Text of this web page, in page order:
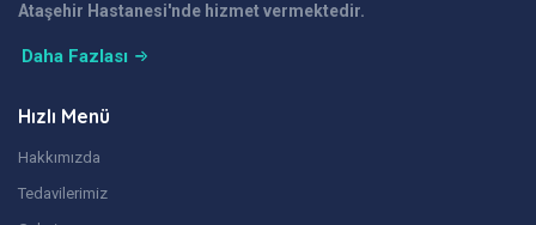
Ataşehir Hastanesi'nde hizmet vermektedir.
Daha Fazlası
Hızlı Menü
Hakkımızda
Tedavilerimiz